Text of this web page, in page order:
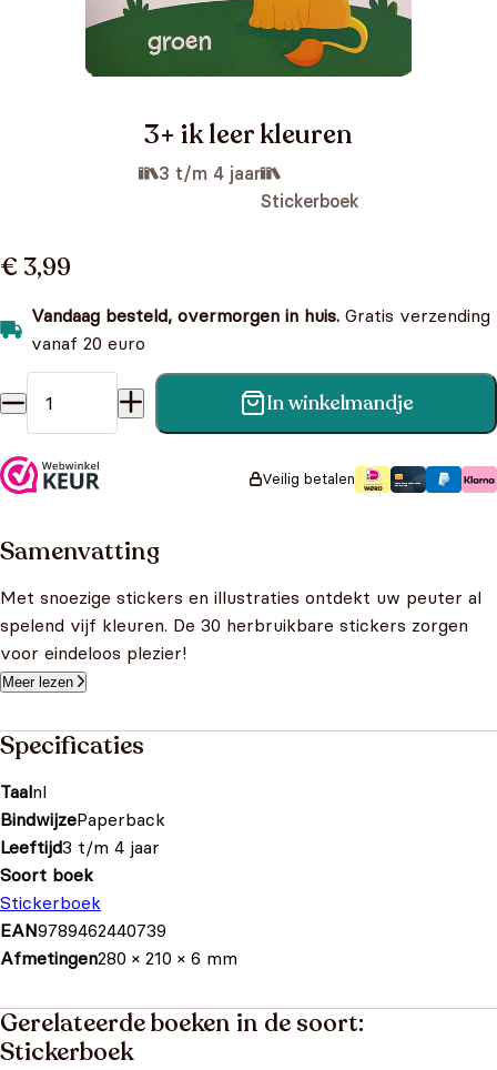
3+ ik leer kleuren
3 t/m 4 jaar
Stickerboek
€ 3,99
Vandaag besteld, overmorgen in huis. Gratis verzending
vanaf 20 euro
3+ ik leer kleuren aantal In winkelmandje
Veilig betalen
Samenvatting
Met snoezige stickers en illustraties ontdekt uw peuter al
spelend vijf kleuren. De 30 herbruikbare stickers zorgen
voor eindeloos plezier!
Meer lezen
Specificaties
Taalnl
BindwijzePaperback
Leeftijd3 t/m 4 jaar
Soort boek
Stickerboek
EAN9789462440739
Afmetingen280 × 210 × 6 mm
Gerelateerde boeken in de soort:
Stickerboek